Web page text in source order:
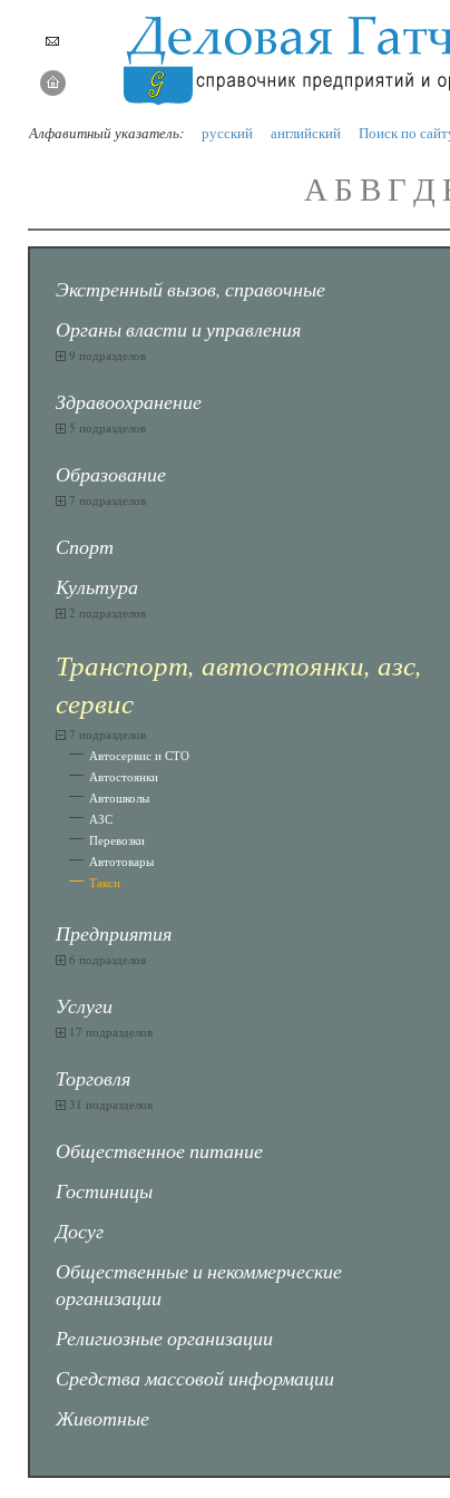
Алфавитный указатель: русский английский Поиск по
АБ В ГД
Экстренный вызов, справочные
Органы власти и управления
9 подразделов
Здравоохранение
5 подразделов
Образование
7 подразделов
Спорт
Культура
2 подразделов
Транспорт, автостоянки, азс,
сервис
7 подразделов
Автосервис и СТО
Автостоянки
Автошколы
АЗС
Перевозки
Автотовары
Такси
Предприятия
6 подразделов
Услуги
17 подразделов
Торговля
31 подразделов
Общественное питание
Гостиницы
Досуг
Общественные и некоммерческие
организации
Религиозные организации
Средства массовой информации
Животные